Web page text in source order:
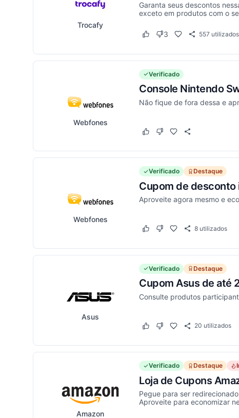
Trocafy
Garanta seus descontos
exceto em produtos com o
Este cupom funcionou
Este cupom não
3 557 utilizados
Webfones
Verificado
Console Nintendo
Não fique de fora dessa e
Este cupom funcionou
Este cupom não
Webfones
Verificado Destaque
Cupom de desconto
Aproveite agora mesmo e
Este cupom funcionou
Este cupom não
8 utilizados
Asus
Verificado Destaque
Cupom Asus de até
Consulte produtos
Este cupom funcionou
Este cupom não
20 utilizados
Amazon
Verificado Destaque
Loja de Cupons
Pegue para ser
Aproveite para economizar